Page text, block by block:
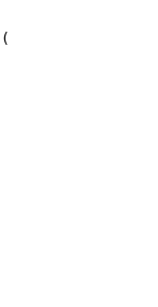
(